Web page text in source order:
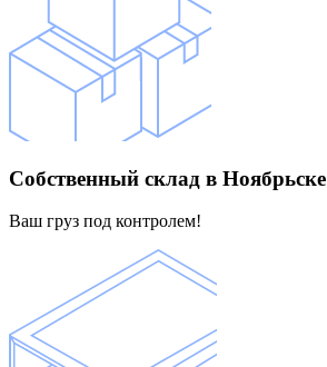
Собственный склад в Ноябрьске
Ваш груз под контролем!